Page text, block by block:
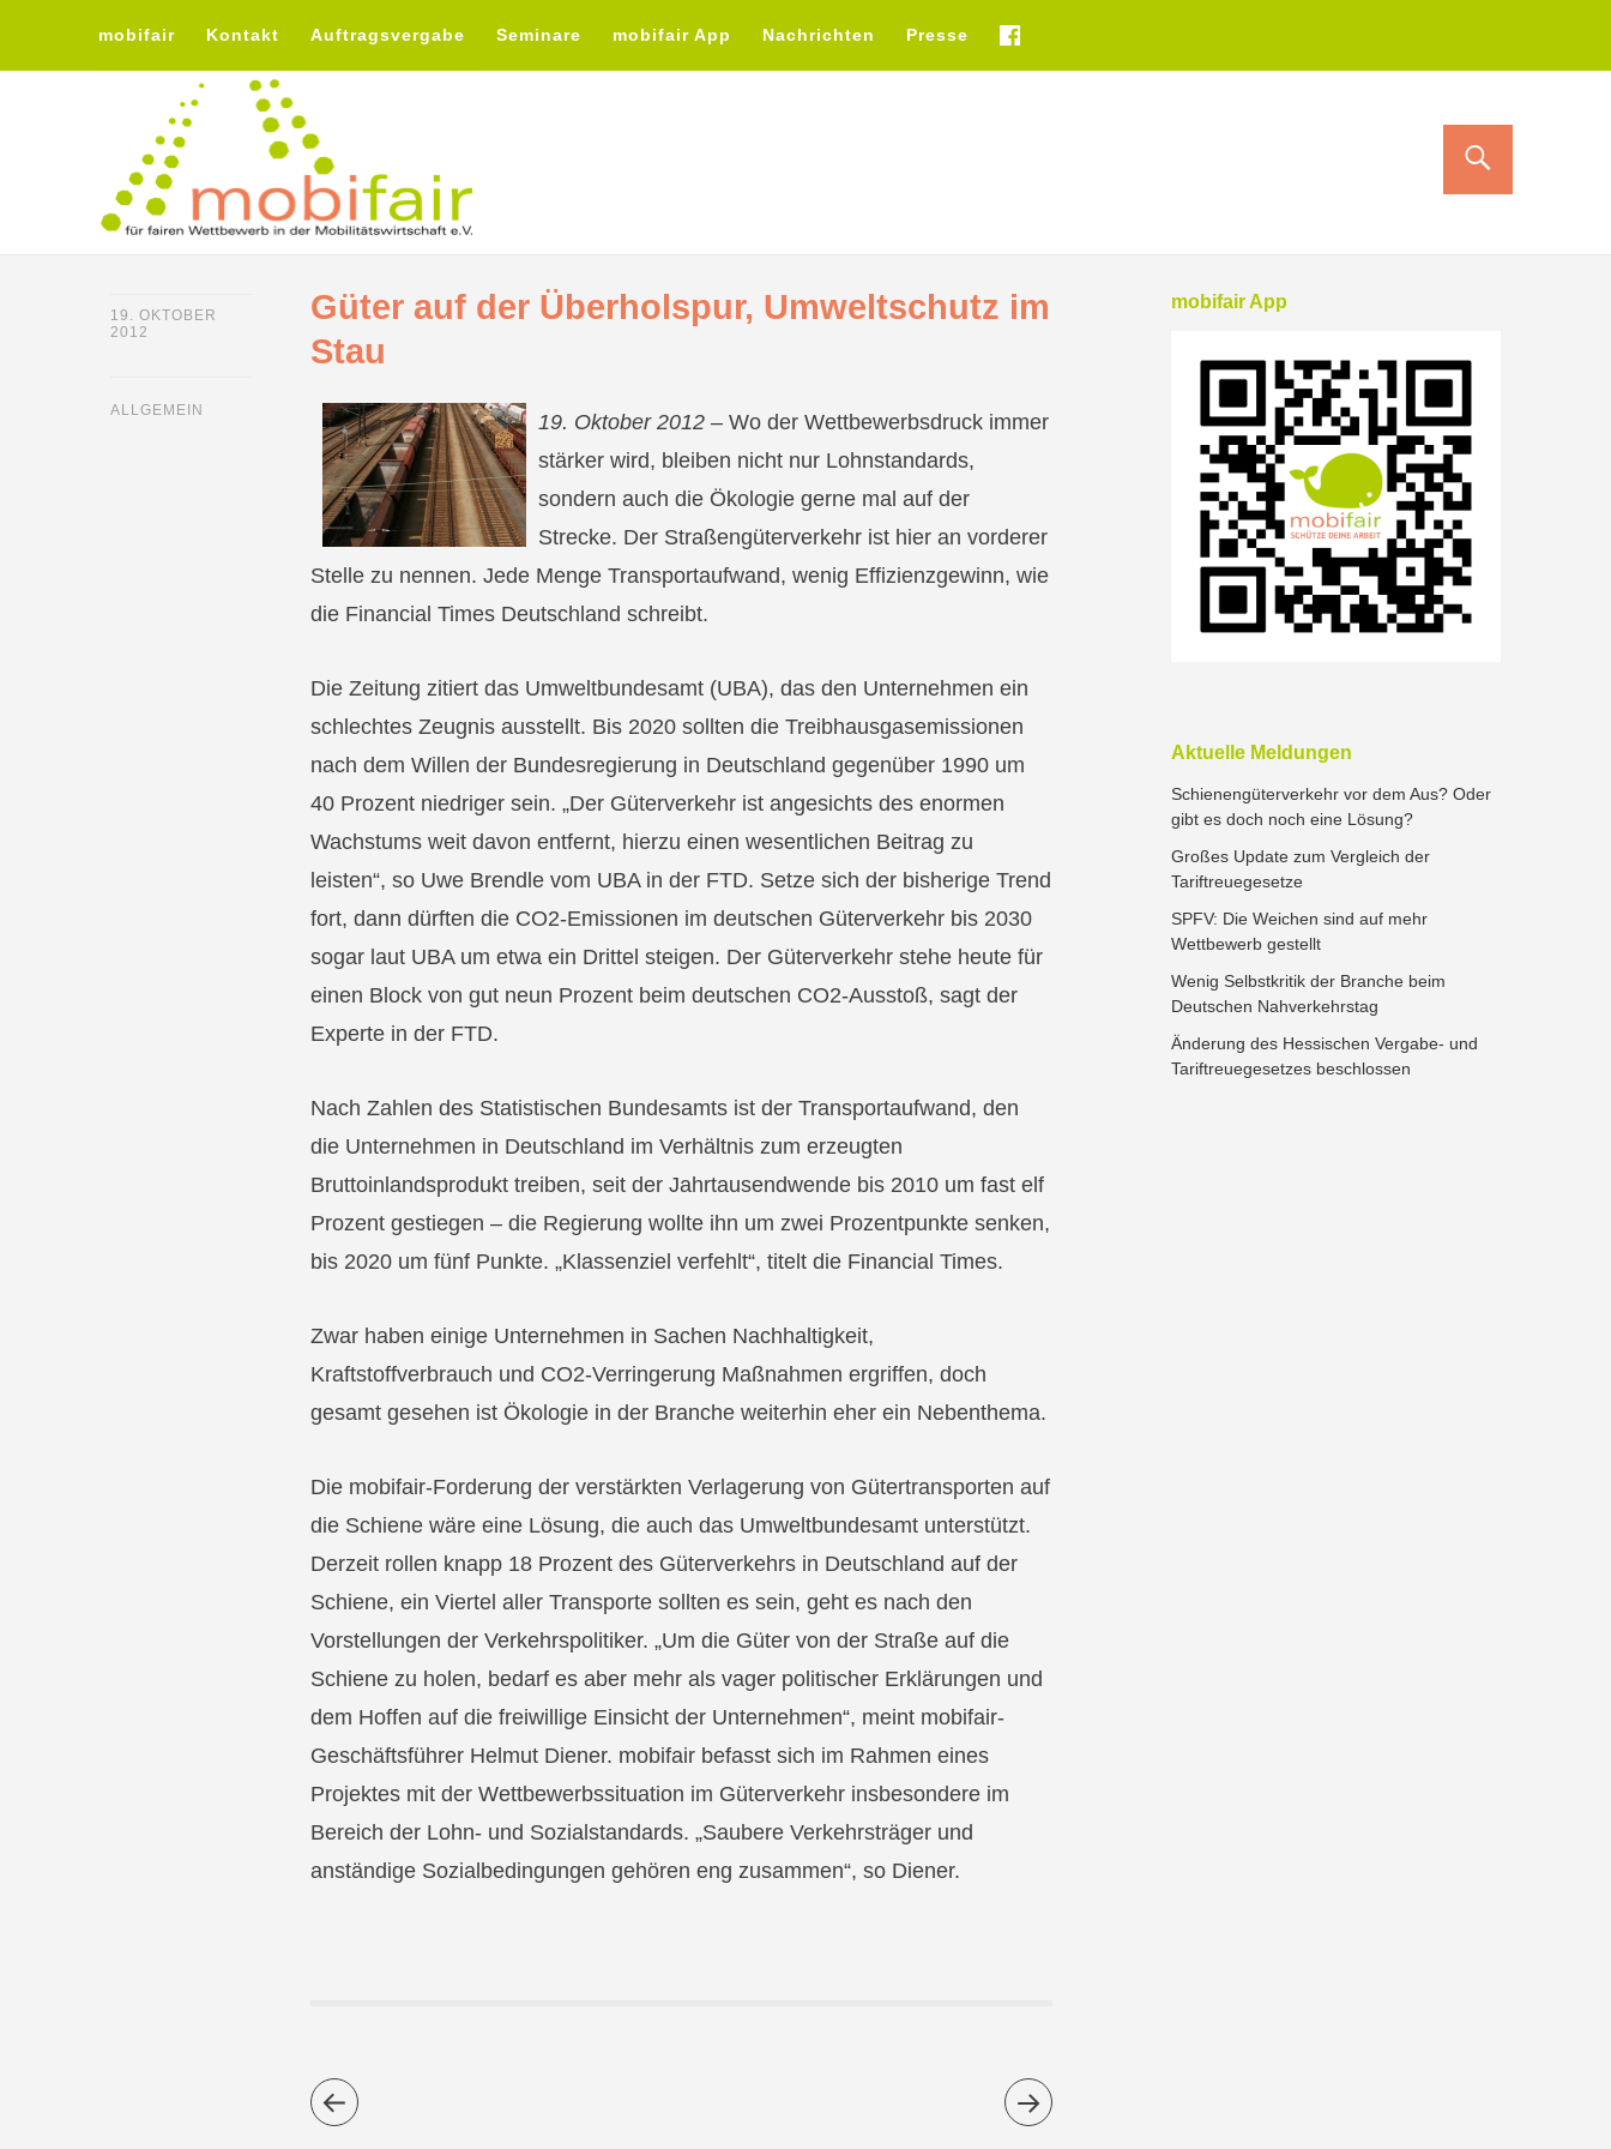
mobifair Kontakt Auftragsvergabe Seminare mobifair App Nachrichten Presse fb
19. OKTOBER
2012
ALLGEMEIN
Güter auf der Überholspur, Umweltschutz im
Stau
19. Oktober 2012 – Wo der Wettbewerbsdruck immer
stärker wird, bleiben nicht nur Lohnstandards,
sondern auch die Ökologie gerne mal auf der
Strecke. Der Straßengüterverkehr ist hier an vorderer
Stelle zu nennen. Jede Menge Transportaufwand, wenig Effizienzgewinn, wie
die Financial Times Deutschland schreibt.
Die Zeitung zitiert das Umweltbundesamt (UBA), das den Unternehmen ein
schlechtes Zeugnis ausstellt. Bis 2020 sollten die Treibhausgasemissionen
nach dem Willen der Bundesregierung in Deutschland gegenüber 1990 um
40 Prozent niedriger sein. „Der Güterverkehr ist angesichts des enormen
Wachstums weit davon entfernt, hierzu einen wesentlichen Beitrag zu
leisten“, so Uwe Brendle vom UBA in der FTD. Setze sich der bisherige Trend
fort, dann dürften die CO2-Emissionen im deutschen Güterverkehr bis 2030
sogar laut UBA um etwa ein Drittel steigen. Der Güterverkehr stehe heute für
einen Block von gut neun Prozent beim deutschen CO2-Ausstoß, sagt der
Experte in der FTD.
Nach Zahlen des Statistischen Bundesamts ist der Transportaufwand, den
die Unternehmen in Deutschland im Verhältnis zum erzeugten
Bruttoinlandsprodukt treiben, seit der Jahrtausendwende bis 2010 um fast elf
Prozent gestiegen – die Regierung wollte ihn um zwei Prozentpunkte senken,
bis 2020 um fünf Punkte. „Klassenziel verfehlt“, titelt die Financial Times.
Zwar haben einige Unternehmen in Sachen Nachhaltigkeit,
Kraftstoffverbrauch und CO2-Verringerung Maßnahmen ergriffen, doch
gesamt gesehen ist Ökologie in der Branche weiterhin eher ein Nebenthema.
Die mobifair-Forderung der verstärkten Verlagerung von Gütertransporten auf
die Schiene wäre eine Lösung, die auch das Umweltbundesamt unterstützt.
Derzeit rollen knapp 18 Prozent des Güterverkehrs in Deutschland auf der
Schiene, ein Viertel aller Transporte sollten es sein, geht es nach den
Vorstellungen der Verkehrspolitiker. „Um die Güter von der Straße auf die
Schiene zu holen, bedarf es aber mehr als vager politischer Erklärungen und
dem Hoffen auf die freiwillige Einsicht der Unternehmen“, meint mobifair-
Geschäftsführer Helmut Diener. mobifair befasst sich im Rahmen eines
Projektes mit der Wettbewerbssituation im Güterverkehr insbesondere im
Bereich der Lohn- und Sozialstandards. „Saubere Verkehrsträger und
anständige Sozialbedingungen gehören eng zusammen“, so Diener.
mobifair App
Aktuelle Meldungen
Schienengüterverkehr vor dem Aus? Oder
gibt es doch noch eine Lösung?
Großes Update zum Vergleich der
Tariftreuegesetze
SPFV: Die Weichen sind auf mehr
Wettbewerb gestellt
Wenig Selbstkritik der Branche beim
Deutschen Nahverkehrstag
Änderung des Hessischen Vergabe- und
Tariftreuegesetzes beschlossen